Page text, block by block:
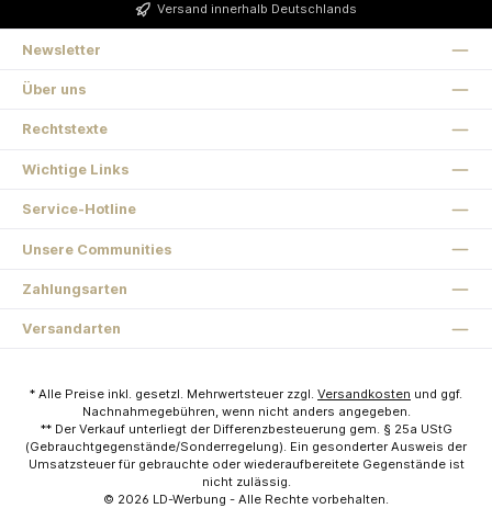
Versand innerhalb Deutschlands
Newsletter
Über uns
Rechtstexte
Wichtige Links
Service-Hotline
Unsere Communities
Zahlungsarten
Versandarten
* Alle Preise inkl. gesetzl. Mehrwertsteuer zzgl. Versandkosten und ggf.
Nachnahmegebühren, wenn nicht anders angegeben.
** Der Verkauf unterliegt der Differenzbesteuerung gem. § 25a UStG
(Gebrauchtgegenstände/Sonderregelung). Ein gesonderter Ausweis der
Umsatzsteuer für gebrauchte oder wiederaufbereitete Gegenstände ist
nicht zulässig.
© 2026 LD-Werbung - Alle Rechte vorbehalten.